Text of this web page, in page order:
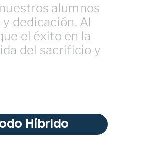
alumnos
dedicación. Al
el éxito en la
del sacrificio y
Híbrido